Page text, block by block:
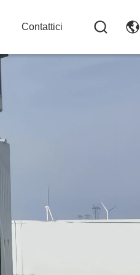
Contattici